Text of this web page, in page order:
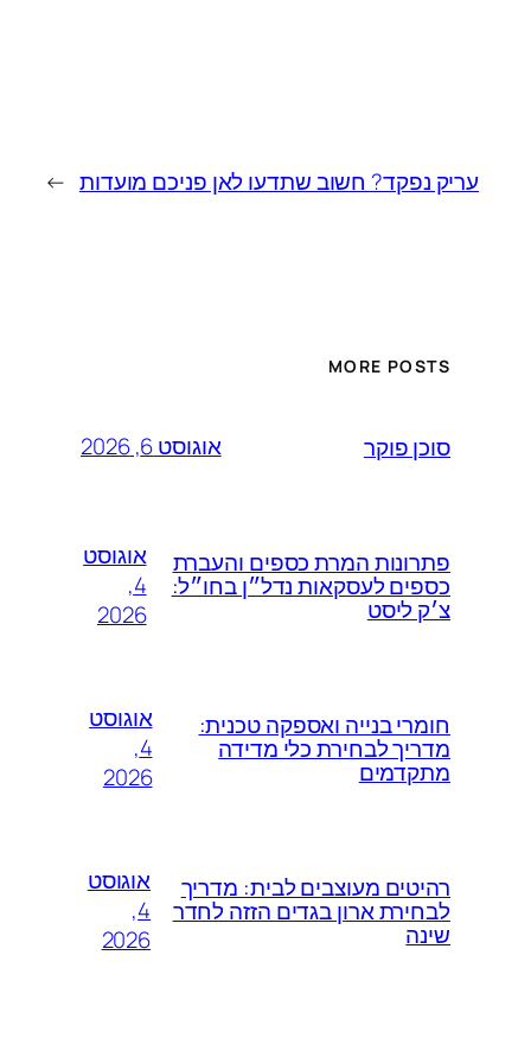
עריק נפקד? חשוב שתדעו לאן פניכם מועדות →
MORE POSTS
סוכן פוקר אוגוסט 6, 2026
פתרונות המרת כספים והעברת
כספים לעסקאות נדל״ן בחו״ל:
צ׳ק ליסט
אוגוסט
4,
2026
חומרי בנייה ואספקה טכנית:
מדריך לבחירת כלי מדידה
מתקדמים
אוגוסט
4,
2026
רהיטים מעוצבים לבית: מדריך
לבחירת ארון בגדים הזזה לחדר
שינה
אוגוסט
4,
2026